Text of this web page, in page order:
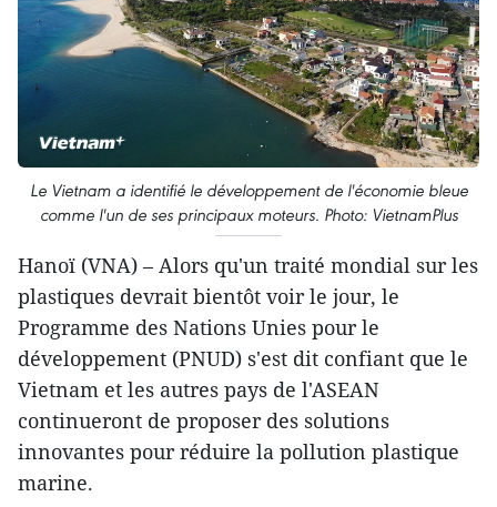
Le Vietnam a identifié le développement de l'économie bleue
comme l'un de ses principaux moteurs. Photo: VietnamPlus
Hanoï (VNA) – Alors qu'un traité mondial sur les
plastiques devrait bientôt voir le jour, le
Programme des Nations Unies pour le
développement (PNUD) s'est dit confiant que le
Vietnam et les autres pays de l'ASEAN
continueront de proposer des solutions
innovantes pour réduire la pollution plastique
marine.